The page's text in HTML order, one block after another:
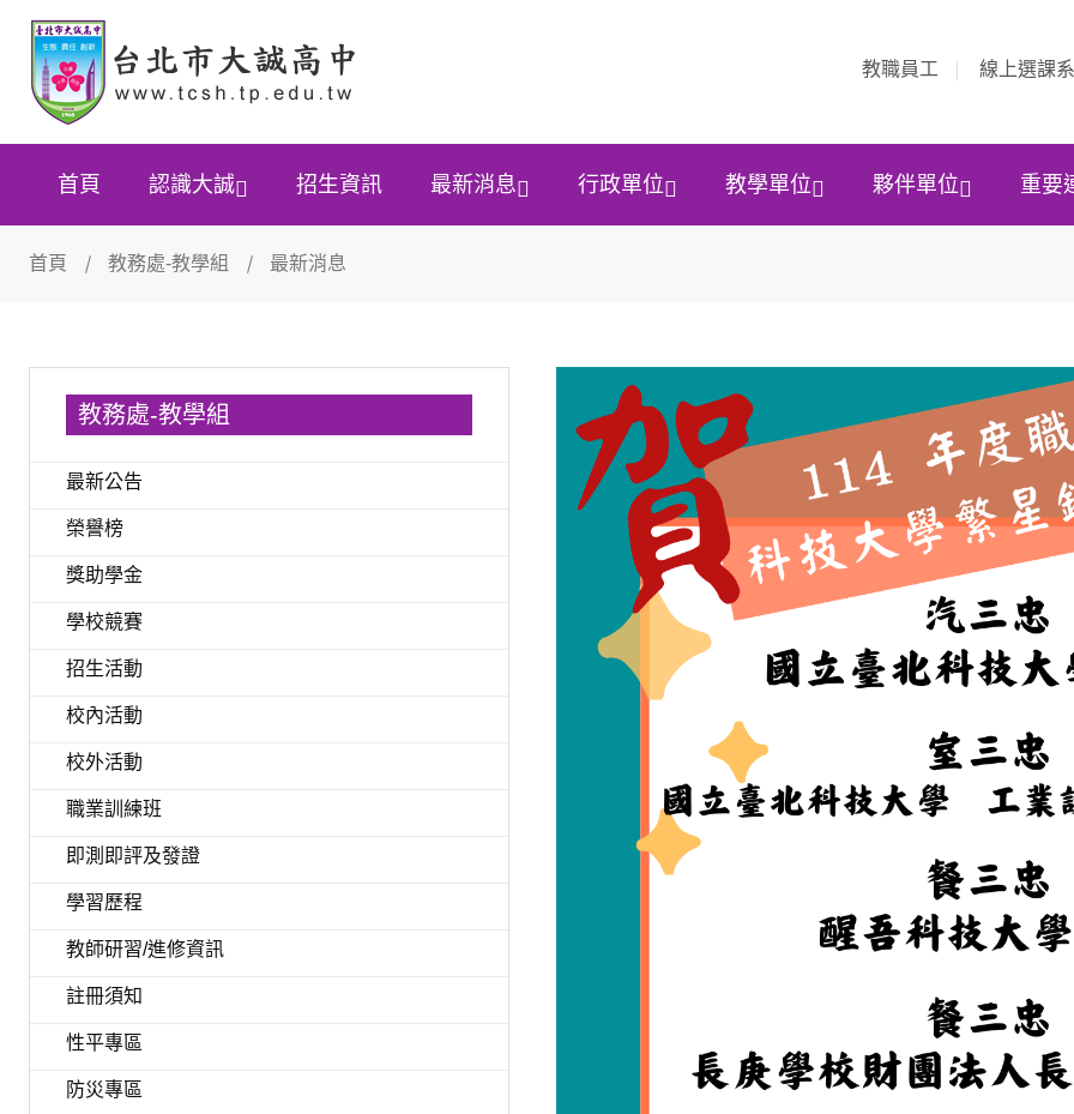
教職員工 線上選課
首頁 認識大誠 招生資訊 最新消息 行政單位 教學單位 夥伴單位 重要
首頁 教務處-教學組 最新消息
教務處-教學組
最新公告
榮譽榜
獎助學金
學校競賽
招生活動
校內活動
校外活動
職業訓練班
即測即評及發證
學習歷程
教師研習/進修資訊
註冊須知
性平專區
防災專區